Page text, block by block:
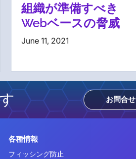
組織が準備すべき
Webベースの脅威
June 11, 2021
お問合せ
各種情報
フィッシング防止